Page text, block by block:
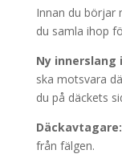
Innan du börjar
du samla ihop
Ny
ska motsvara
du på däckets
Däckavtagare:
från fälgen.